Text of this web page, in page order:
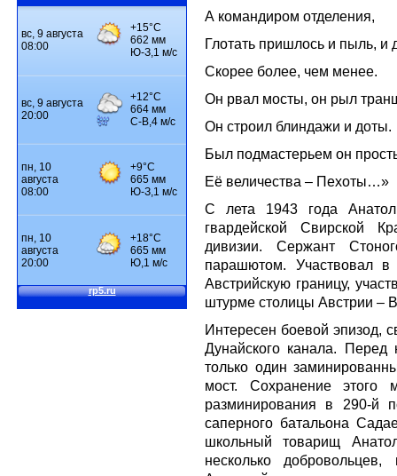
А командиром отделения,
Глотать пришлось и пыль, и
Скорее более, чем менее.
Он рвал мосты, он рыл
Он строил блиндажи и доты.
Был подмастерьем он
Её величества – Пехоты…»
С лета 1943 года
гвардейской Свирской
дивизии. Сержант
парашютом. Участвовал в
Австрийскую границу,
штурме столицы Австрии –
Интересен боевой эпизод,
Дунайского канала.
только один
мост. Сохранение этого
разминирования в 290-й
саперного батальона
школьный товарищ
несколько